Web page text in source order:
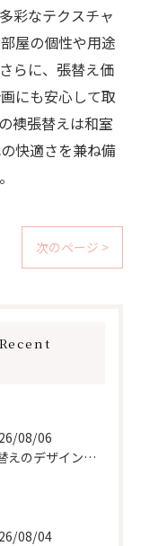
彩なテクスチャ
屋の個性や用途
らに、張替え価
にも安心して取
襖張替えは和室
快適さを兼ね備
次のページ >
Recent
08/06
襖張替えのデザイン技術とメンテナンス法
08/04